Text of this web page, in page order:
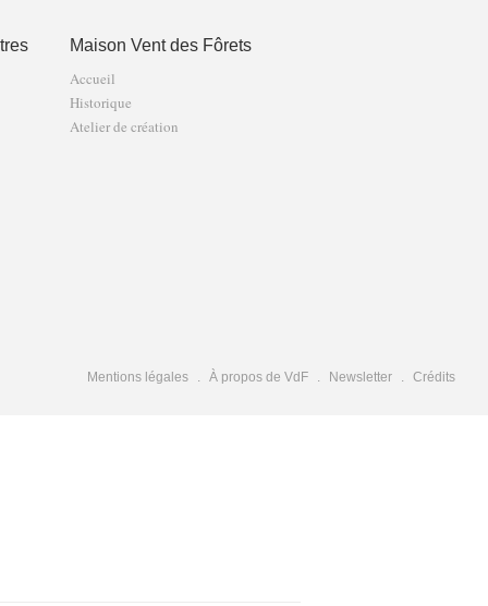
Maison Vent des Fôrets
Accueil
Historique
Atelier de création
Mentions légales À propos de VdF Newsletter Crédits